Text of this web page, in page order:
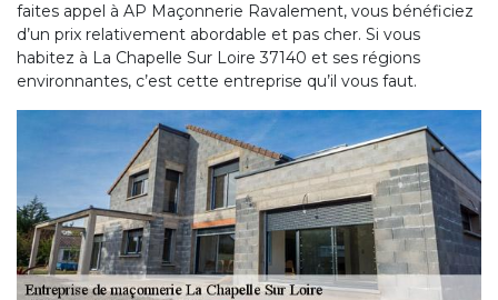
faites appel à AP Maçonnerie Ravalement, vous bénéficiez
d’un prix relativement abordable et pas cher. Si vous
habitez à La Chapelle Sur Loire 37140 et ses régions
environnantes, c’est cette entreprise qu’il vous faut.